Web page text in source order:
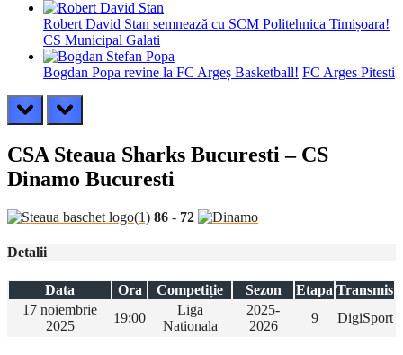
Robert David Stan semnează cu SCM Politehnica Timișoara!
CS Municipal Galati
Bogdan Popa revine la FC Argeș Basketball! FC Arges Pitesti
prev next
CSA Steaua Sharks Bucuresti – CS
Dinamo Bucuresti
86 - 72
Detalii
Data Ora Competiție Sezon Etapa Transmis
17 noiembrie
2025
19:00
Liga
Nationala
2025-
2026
9 DigiSport